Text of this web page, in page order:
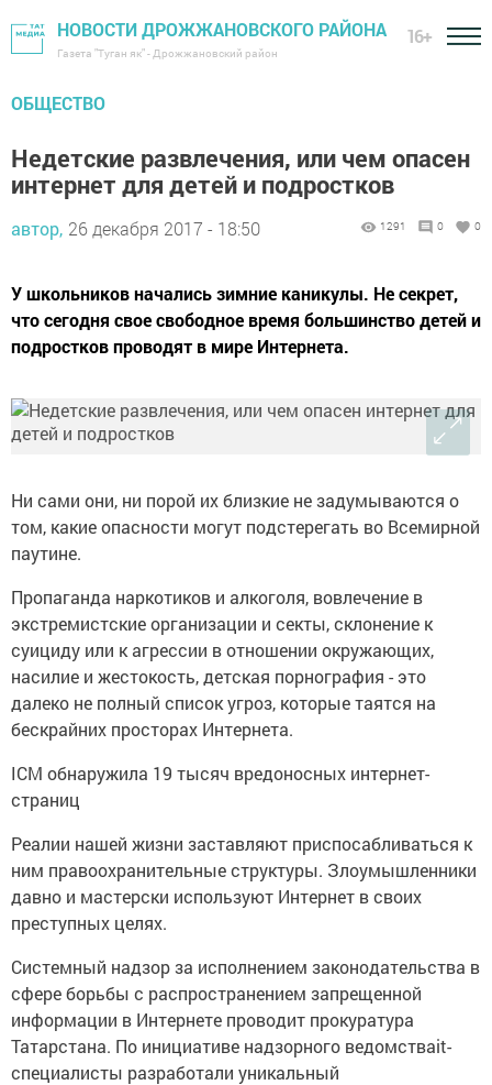
НОВОСТИ ДРОЖЖАНОВСКОГО РАЙОНА
Газета "Туган як" - Дрожжановский район
16+
ОБЩЕСТВО
Недетские развлечения, или чем опасен
интернет для детей и подростков
автор, 26 декабря 2017 - 18:50 1291 0 0
У школьников начались зимние каникулы. Не секрет,
что сегодня свое свободное время большинство детей и
подростков проводят в мире Интернета.
Ни сами они, ни порой их близкие не задумываются о
том, какие опасности могут подстерегать во Всемирной
паутине.
Пропаганда наркотиков и алкоголя, вовлечение в
экстремистские организации и секты, склонение к
суициду или к агрессии в отношении окружающих,
насилие и жестокость, детская порнография - это
далеко не полный список угроз, которые таятся на
бескрайних просторах Интернета.
ICM обнаружила 19 тысяч вредоносных интернет-
страниц
Реалии нашей жизни заставляют приспосабливаться к
ним правоохранительные структуры. Злоумышленники
давно и мастерски используют Интернет в своих
преступных целях.
Системный надзор за исполнением законодательства в
сфере борьбы с распространением запрещенной
информации в Интернете проводит прокуратура
Татарстана. По инициативе надзорного ведомстваit-
специалисты разработали уникальный